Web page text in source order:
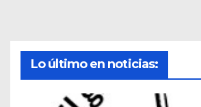
Lo último en noticias: